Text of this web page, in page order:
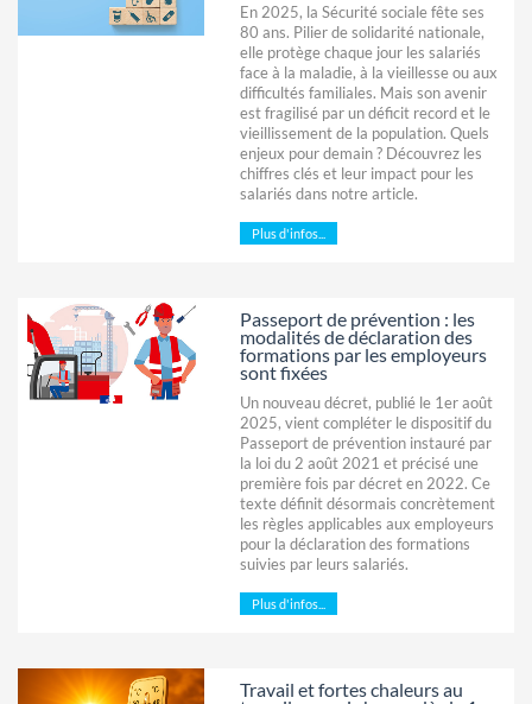
En 2025, la Sécurité sociale fête ses
80 ans. Pilier de solidarité nationale,
elle protège chaque jour les salariés
face à la maladie, à la vieillesse ou aux
difficultés familiales. Mais son avenir
est fragilisé par un déficit record et le
vieillissement de la population. Quels
enjeux pour demain ? Découvrez les
chiffres clés et leur impact pour les
salariés dans notre article.
Plus d'infos...
Passeport de prévention : les
modalités de déclaration des
formations par les employeurs
sont fixées
Un nouveau décret, publié le 1er août
2025, vient compléter le dispositif du
Passeport de prévention instauré par
la loi du 2 août 2021 et précisé une
première fois par décret en 2022. Ce
texte définit désormais concrètement
les règles applicables aux employeurs
pour la déclaration des formations
suivies par leurs salariés.
Plus d'infos...
Travail et fortes chaleurs au